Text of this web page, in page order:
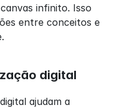
infinito. Isso
entre conceitos e
digital
ajudam a